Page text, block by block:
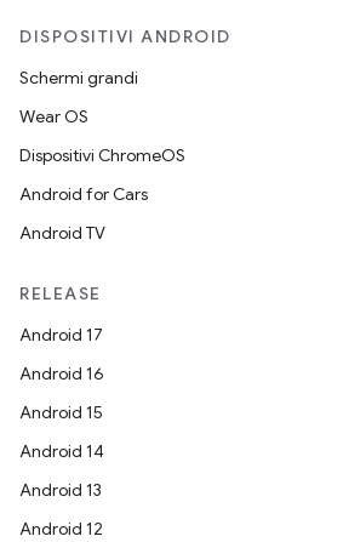
DISPOSITIVI ANDROID
Schermi grandi
Wear OS
Dispositivi ChromeOS
Android for Cars
Android TV
RELEASE
Android 17
Android 16
Android 15
Android 14
Android 13
Android 12